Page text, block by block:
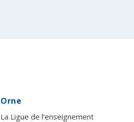
Orne
La Ligue de l’enseignement